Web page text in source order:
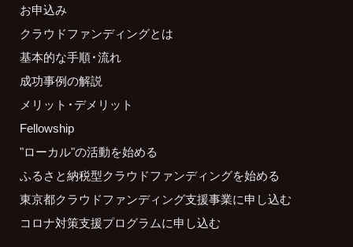
お申込み
クラウドファンディングとは
基本的な手順・流れ
成功事例の解説
メリット・デメリット
Fellowship
"ローカル"の活動を始める
ふるさと納税型クラウドファンディングを始める
東京都クラウドファンディング支援事業に申し込む
コロナ対策支援プログラムに申し込む